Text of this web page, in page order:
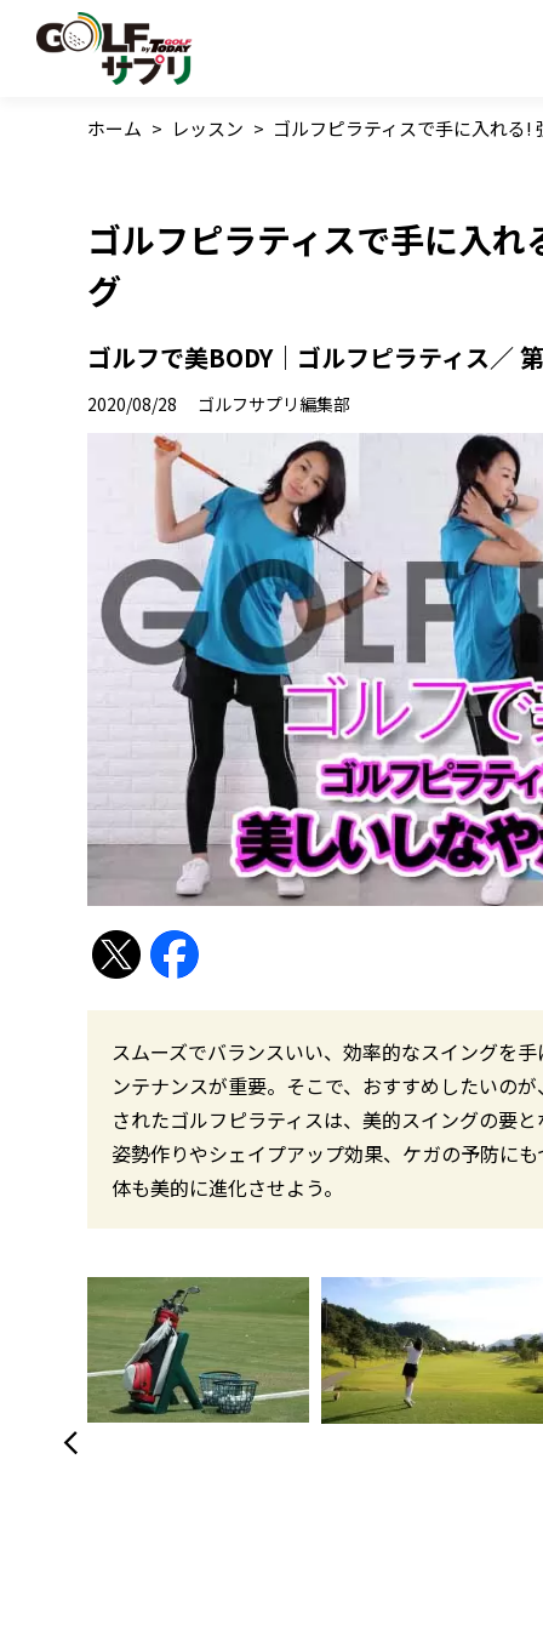
ホーム > レッスン > ゴルフピラティスで手に入れる!
ゴルフピラティスで手に入
グ
ゴルフで美BODY｜ゴルフピラティス／
2020/08/28 ゴルフサプリ編集部
スムーズでバランスいい、効率的なスイングを
ンテナンスが重要。そこで、おすすめしたいの
されたゴルフピラティスは、美的スイングの要
姿勢作りやシェイプアップ効果、ケガの予防に
体も美的に進化させよう。